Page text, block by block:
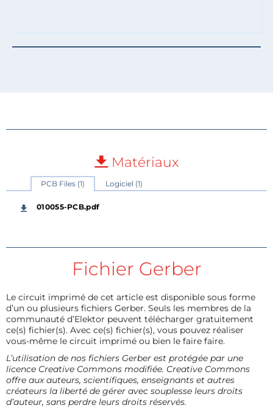
Matériaux
PCB Files (1) Logiciel (1)
010055-PCB.pdf
Fichier Gerber
Le circuit imprimé de cet article est disponible sous forme
d’un ou plusieurs fichiers Gerber. Seuls les membres de la
communauté d’Elektor peuvent télécharger gratuitement
ce(s) fichier(s). Avec ce(s) fichier(s), vous pouvez réaliser
vous-même le circuit imprimé ou bien le faire faire.
L’utilisation de nos fichiers Gerber est protégée par une
licence Creative Commons modifiée. Creative Commons
offre aux auteurs, scientifiques, enseignants et autres
créateurs la liberté de gérer avec souplesse leurs droits
d’auteur, sans perdre leurs droits réservés.